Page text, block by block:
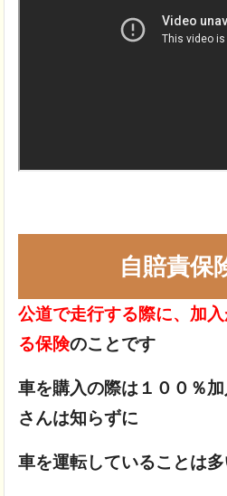
自賠責保
公道で走行する際に、加
る保険のことです
車を購入の際は１００％
さんは知らずに
車を運転していることは多